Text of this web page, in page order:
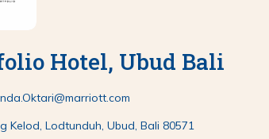
Hotel, Ubud Bali
Kelod, Lodtunduh, Ubud, Bali 80571